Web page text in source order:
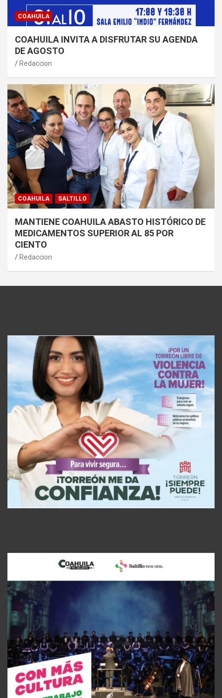
COAHUILA
COAHUILA INVITA A DISFRUTAR SU AGENDA
DE AGOSTO
Redaccion
COAHUILA SALTILLO
MANTIENE COAHUILA ABASTO HISTÓRICO DE
MEDICAMENTOS SUPERIOR AL 85 POR
CIENTO
Redaccion